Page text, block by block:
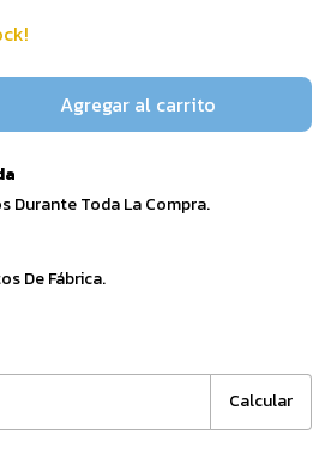
Durante Toda La Compra.
De Fábrica.
Calcular